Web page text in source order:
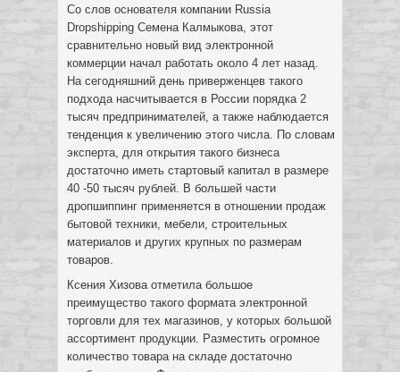
Со слов основателя компании Russia
Dropshipping Семена Калмыкова, этот
сравнительно новый вид электронной
коммерции начал работать около 4 лет назад.
На сегодняшний день приверженцев такого
подхода насчитывается в России порядка 2
тысяч предпринимателей, а также наблюдается
тенденция к увеличению этого числа. По словам
эксперта, для открытия такого бизнеса
достаточно иметь стартовый капитал в размере
40 -50 тысяч рублей. В большей части
дропшиппинг применяется в отношении продаж
бытовой техники, мебели, строительных
материалов и других крупных по размерам
товаров.
Ксения Хизова отметила большое
преимущество такого формата электронной
торговли для тех магазинов, у которых большой
ассортимент продукции. Разместить огромное
количество товара на складе достаточно